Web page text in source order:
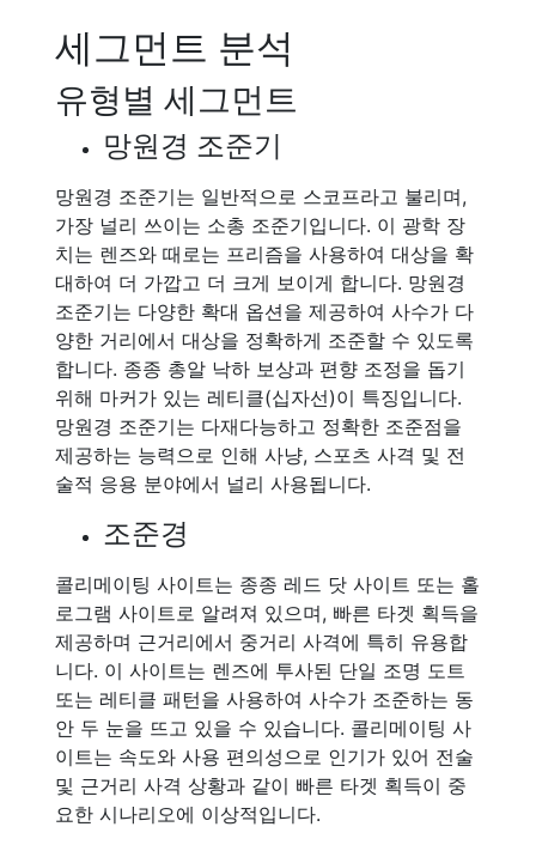
세그먼트 분석
유형별 세그먼트
망원경 조준기
망원경 조준기는 일반적으로 스코프라고 불리며,
가장 널리 쓰이는 소총 조준기입니다. 이 광학 장
치는 렌즈와 때로는 프리즘을 사용하여 대상을 확
대하여 더 가깝고 더 크게 보이게 합니다. 망원경
조준기는 다양한 확대 옵션을 제공하여 사수가 다
양한 거리에서 대상을 정확하게 조준할 수 있도록
합니다. 종종 총알 낙하 보상과 편향 조정을 돕기
위해 마커가 있는 레티클(십자선)이 특징입니다.
망원경 조준기는 다재다능하고 정확한 조준점을
제공하는 능력으로 인해 사냥, 스포츠 사격 및 전
술적 응용 분야에서 널리 사용됩니다.
조준경
콜리메이팅 사이트는 종종 레드 닷 사이트 또는 홀
로그램 사이트로 알려져 있으며, 빠른 타겟 획득을
제공하며 근거리에서 중거리 사격에 특히 유용합
니다. 이 사이트는 렌즈에 투사된 단일 조명 도트
또는 레티클 패턴을 사용하여 사수가 조준하는 동
안 두 눈을 뜨고 있을 수 있습니다. 콜리메이팅 사
이트는 속도와 사용 편의성으로 인기가 있어 전술
및 근거리 사격 상황과 같이 빠른 타겟 획득이 중
요한 시나리오에 이상적입니다.